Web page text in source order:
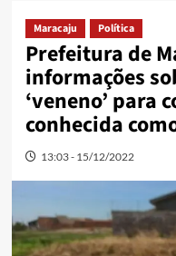
Maracaju Política
Prefeitura de
informações
‘veneno’ para
conhecida
13:03 - 15/12/2022